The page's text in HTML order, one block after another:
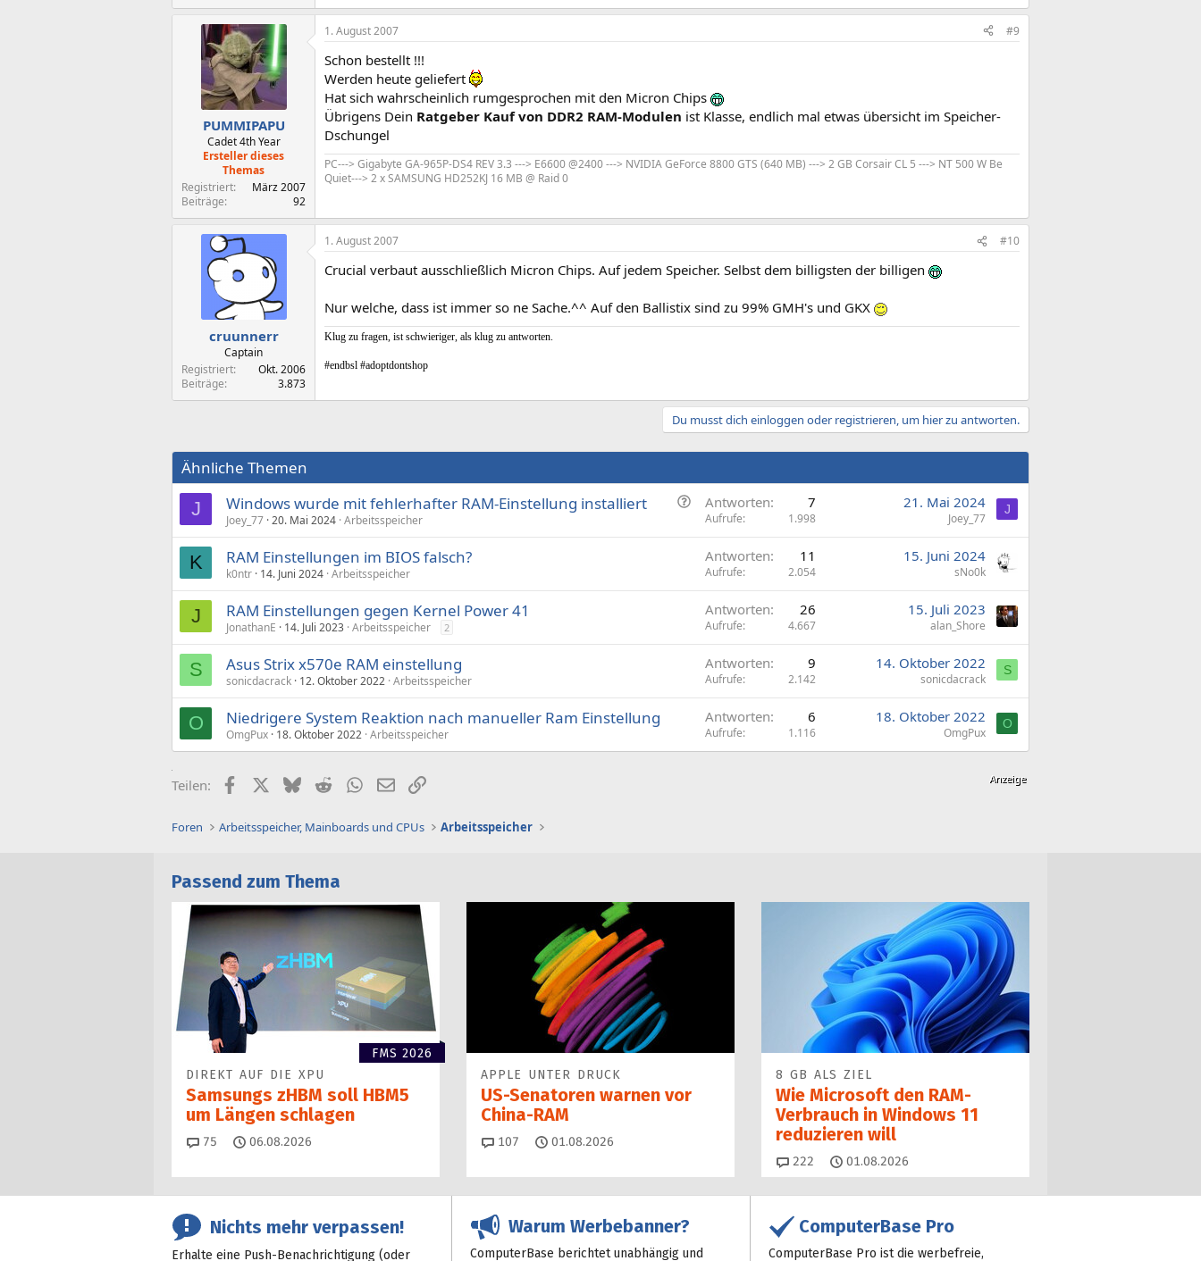
PUMMIPAPU
Cadet 4th Year
Ersteller dieses
Themas
Registriert
März 2007
Beiträge
92
1. August 2007 #9
Schon bestellt !!!
Werden heute geliefert
Hat sich wahrscheinlich rumgesprochen mit den Micron Chips
Übrigens Dein Ratgeber Kauf von DDR2 RAM-Modulen ist Klasse, endlich mal etwas übersicht im Speicher-
Dschungel
PC---> Gigabyte GA-965P-DS4 REV 3.3 ---> E6600 @2400 ---> NVIDIA GeForce 8800 GTS (640 MB) ---> 2 GB Corsair CL 5 ---> NT 500 W Be
Quiet---> 2 x SAMSUNG HD252KJ 16 MB @ Raid 0
cruunnerr
Captain
Registriert
Okt. 2006
Beiträge
3.873
1. August 2007 #10
Crucial verbaut ausschließlich Micron Chips. Auf jedem Speicher. Selbst dem billigsten der billigen
Nur welche, dass ist immer so ne Sache.^^ Auf den Ballistix sind zu 99% GMH's und GKX
Klug zu fragen, ist schwieriger, als klug zu antworten.
#endbsl #adoptdontshop
Du musst dich einloggen oder registrieren, um hier zu antworten.
Ähnliche Themen
J
F
a
Windows wurde mit fehlerhafter RAM-Einstellung installiert
Joey_77 20. Mai 2024 Arbeitsspeicher
Antworten 7
Aufrufe 1.998
21. Mai 2024
Joey_77
J
K RAM Einstellungen im BIOS falsch?
k0ntr 14. Juni 2024 Arbeitsspeicher
Antworten 11
Aufrufe 2.054
15. Juni 2024
sNo0k
J RAM Einstellungen gegen Kernel Power 41
JonathanE 14. Juli 2023 Arbeitsspeicher 2
Antworten 26
Aufrufe 4.667
15. Juli 2023
alan_Shore
S Asus Strix x570e RAM einstellung
sonicdacrack 12. Oktober 2022 Arbeitsspeicher
Antworten 9
Aufrufe 2.142
14. Oktober 2022
sonicdacrack
S
O Niedrigere System Reaktion nach manueller Ram Einstellung
OmgPux 18. Oktober 2022 Arbeitsspeicher
Antworten 6
Aufrufe 1.116
18. Oktober 2022
OmgPux
O
Teilen: FacebookX (Twitter)
BlueskyRedditWhatsApp
E-MailLink
Foren Arbeitsspeicher, Mainboards und CPUs Arbeitsspeicher
Passend zum Thema
FMS 2026
DIREKT AUF DIE XPU
Samsungs zHBM soll HBM5
um Längen schlagen
75 Kommentare
06.08.2026
APPLE UNTER DRUCK
US-Senatoren warnen vor
China-RAM
107 Kommentare
01.08.2026
8 GB ALS ZIEL
Wie Microsoft den RAM-
Verbrauch in Windows 11
reduzieren will
222 Kommentare
01.08.2026
Nichts mehr verpassen!
Erhalte eine Push-Benachrichtigung (oder
Warum Werbebanner?
ComputerBase berichtet unabhängig und
ComputerBase Pro
ComputerBase Pro ist die werbefreie,